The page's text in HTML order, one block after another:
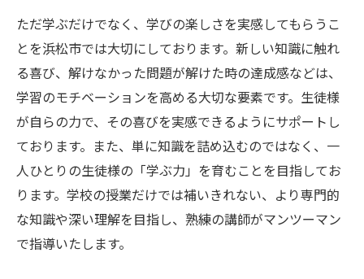
ただ学ぶだけでなく、学びの楽しさを実感してもらうこ
とを浜松市では大切にしております。新しい知識に触れ
る喜び、解けなかった問題が解けた時の達成感などは、
学習のモチベーションを高める大切な要素です。生徒様
が自らの力で、その喜びを実感できるようにサポートし
ております。また、単に知識を詰め込むのではなく、一
人ひとりの生徒様の「学ぶ力」を育むことを目指してお
ります。学校の授業だけでは補いきれない、より専門的
な知識や深い理解を目指し、熟練の講師がマンツーマン
で指導いたします。